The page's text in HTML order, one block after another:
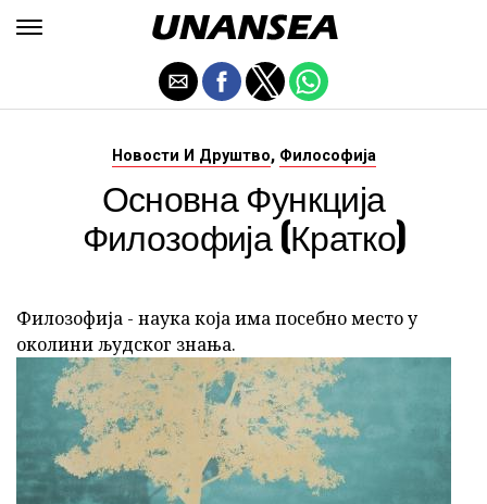
Новости И Друштво, Философија
Основна Функција
Филозофија (кратко)
Филозофија - наука која има посебно место у
околини људског знања.